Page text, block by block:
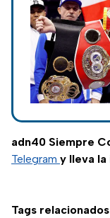
adn40 Siempre
Telegram y lleva la
Tags relacionados